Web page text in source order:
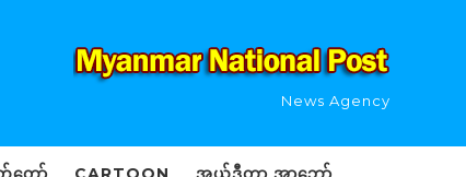
News Agency